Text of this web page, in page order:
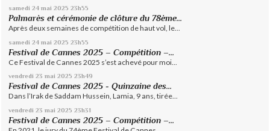
samedi 24 mai 2025 23h55
Palmarès et cérémonie de clôture du 78ème...
Après deux semaines de compétition de haut vol, le...
samedi 24 mai 2025 23h55
Festival de Cannes 2025 – Compétition –...
Ce Festival de Cannes 2025 s’est achevé pour moi...
vendredi 23 mai 2025 23h49
Festival de Cannes 2025 - Quinzaine des...
Dans l’Irak de Saddam Hussein, Lamia, 9 ans, tirée...
vendredi 23 mai 2025 23h31
Festival de Cannes 2025 – Compétition –...